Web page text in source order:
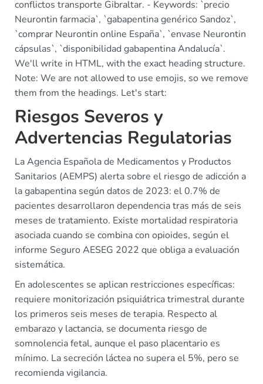
conflictos transporte Gibraltar. - Keywords: `precio
Neurontin farmacia`, `gabapentina genérico Sandoz`,
`comprar Neurontin online España`, `envase Neurontin
cápsulas`, `disponibilidad gabapentina Andalucía`.
We'll write in HTML, with the exact heading structure.
Note: We are not allowed to use emojis, so we remove
them from the headings. Let's start:
Riesgos Severos y
Advertencias Regulatorias
La Agencia Española de Medicamentos y Productos
Sanitarios (AEMPS) alerta sobre el riesgo de adicción a
la gabapentina según datos de 2023: el 0.7% de
pacientes desarrollaron dependencia tras más de seis
meses de tratamiento. Existe mortalidad respiratoria
asociada cuando se combina con opioides, según el
informe Seguro AESEG 2022 que obliga a evaluación
sistemática.
En adolescentes se aplican restricciones específicas:
requiere monitorización psiquiátrica trimestral durante
los primeros seis meses de terapia. Respecto al
embarazo y lactancia, se documenta riesgo de
somnolencia fetal, aunque el paso placentario es
mínimo. La secreción láctea no supera el 5%, pero se
recomienda vigilancia.